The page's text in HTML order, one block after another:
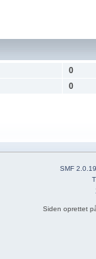
0
0
SMF
Siden oprettet